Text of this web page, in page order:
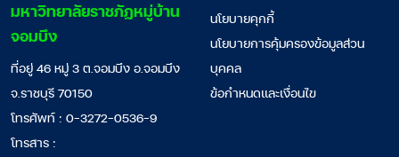
มหาวิทยาลัยราชภัฏหมู่บ้าน
จอมบึง
ที่อยู่ 46 หมู่ 3 ต.จอมบึง อ.จอมบึง
จ.ราชบุรี 70150
โทรศัพท์ : 0-3272-0536-9
โทรสาร :
นโยบายคุกกี้
นโยบายการคุ้มครองข้อมูลส่วน
บุคคล
ข้อกำหนดและเงื่อนไข